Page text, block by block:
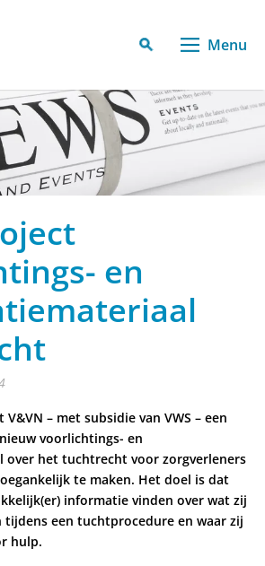
Menu
en
V&VN – met subsidie van VWS – een
voorlichtings- en
over het tuchtrecht voor zorgverleners
te maken. Het doel is dat
informatie vinden over wat zij
tijdens een tuchtprocedure en waar zij
hulp.